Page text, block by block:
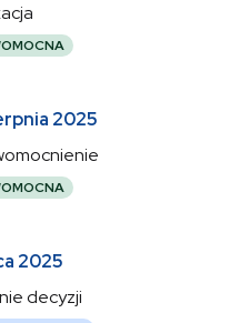
2025
2025
decyzji